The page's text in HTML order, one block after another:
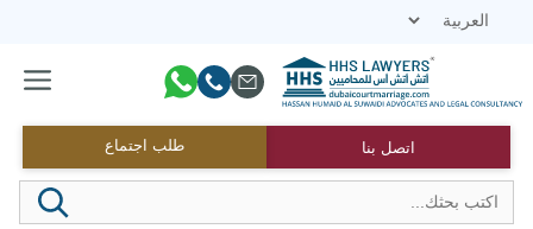
اتصل بنا طلب اجتماع
القائمة